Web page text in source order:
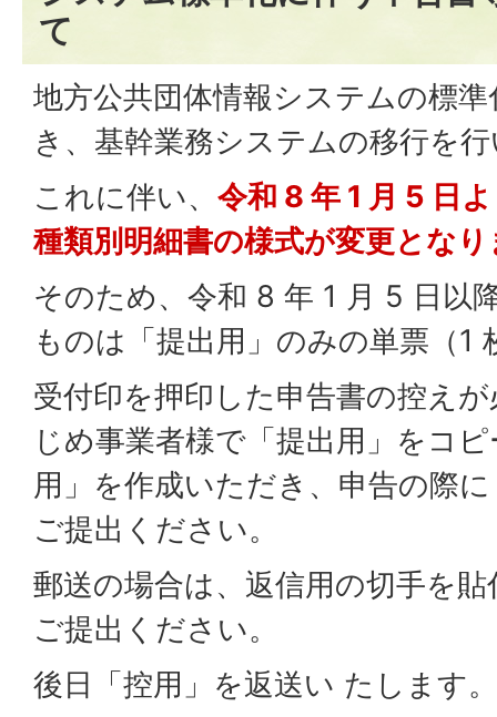
て
地方公共団体情報システムの標
き、基幹業務システムの移行を
これに伴い、 令和 8 年 1 月 5 日
種類別明細書の様式が変更とな
そのため、令和 8 年 1 月 5 日以
ものは「提出用」のみの単票（1
受付印を押印した申告書の控え
じめ事業者様で「提出用」をコ
用」を作成いただき、申告の際
ご提出ください。
郵送の場合は、返信用の切手を
ご提出ください。
後日「控用」を返送い たします。